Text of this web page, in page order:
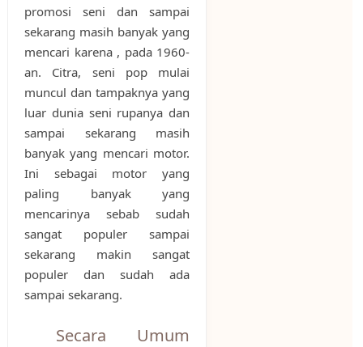
promosi seni dan sampai
sekarang masih banyak yang
mencari karena , pada 1960-
an. Citra, seni pop mulai
muncul dan tampaknya yang
luar dunia seni rupanya dan
sampai sekarang masih
banyak yang mencari motor.
Ini sebagai motor yang
paling banyak yang
mencarinya sebab sudah
sangat populer sampai
sekarang makin sangat
populer dan sudah ada
sampai sekarang.
Secara Umum